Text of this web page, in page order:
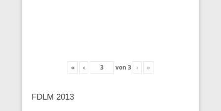
« ‹ von 3 › »
FDLM 2013